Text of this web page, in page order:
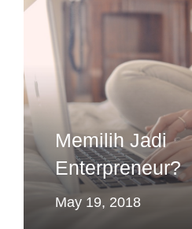
Memilih Jadi
Enterpreneur?
May 19, 2018